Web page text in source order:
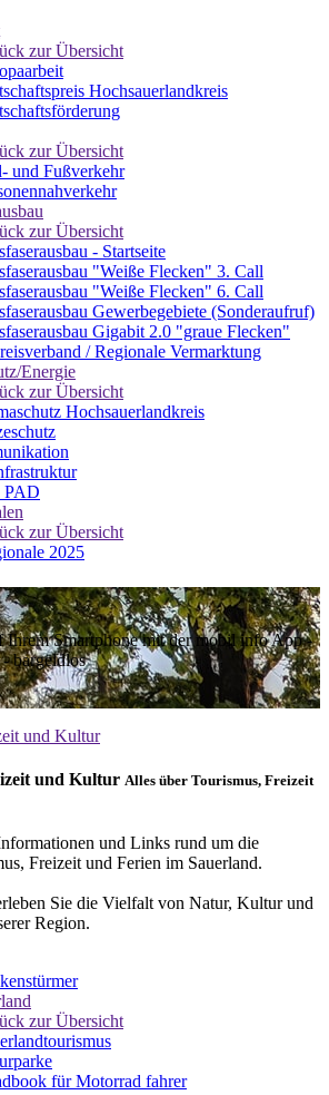
zur Übersicht
Hochsauerlandkreis
zur Übersicht
und Fußverkehr
zur Übersicht
- Startseite
"Weiße Flecken" 3. Call
"Weiße Flecken" 6. Call
Gewerbegebiete (Sonderaufruf)
Gigabit 2.0 "graue Flecken"
/ Regionale Vermarktung
Energie
zur Übersicht
Hochsauerlandkreis
PAD
zur Übersicht
2025
Ihrem Smartphone mit der mobil info App -
bargeldlos
und Kultur
und Kultur Alles über Tourismus, Freizeit
und Links rund um die
Freizeit und Ferien im Sauerland.
Sie die Vielfalt von Natur, Kultur und
Region.
zur Übersicht
für Motorrad fahrer